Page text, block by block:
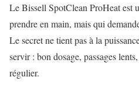
Le Bissell SpotClean ProHeat est
prendre en main, mais qui
Le secret ne tient pas à la
servir : bon dosage, passages
régulier.